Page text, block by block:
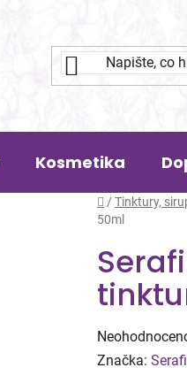
Kosmetika
Domů
/ Tinktury,
50ml
Průměrné
hodnocení
Značka: